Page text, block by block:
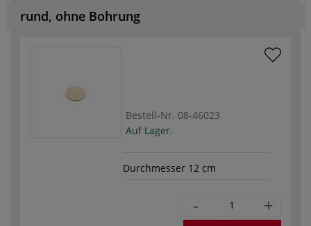
rund, ohne Bohrung
Bestell-Nr. 08-46023
Auf Lager.
Durchmesser 12 cm
- +